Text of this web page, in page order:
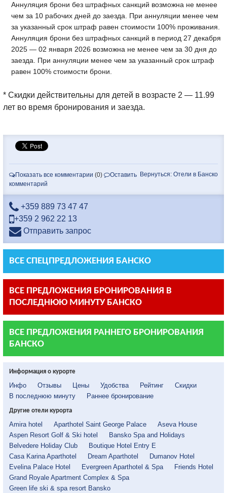
Аннуляция брони без штрафных санкций возможна не менее
чем за 10 рабочих дней до заезда. При аннуляции менее чем
за указанный срок штраф равен стоимости 100% проживания.
Аннуляция брони без штрафных санкций в период 27 декабря
2025 — 02 января 2026 возможна не менее чем за 30 дня до
заезда. При аннуляции менее чем за указанный срок штраф
равен 100% стоимости брони.
* Скидки действительны для детей в возрасте 2 — 11.99
лет во время бронирования и заезда.
Вернуться: Отели в Банско
Показать все комментарии (0)
Оставить
комментарий
+359 889 73 47 47
+359 2 962 22 13
Отправить запрос
ВСЕ СПЕЦПРЕДЛОЖЕНИЯ БАНСКО
ВСЕ ПРЕДЛОЖЕНИЯ БРОНИРОВАНИЯ В
ПОСЛЕДНЮЮ МИНУТУ БАНСКО
ВСЕ ПРЕДЛОЖЕНИЯ РАННЕГО БРОНИРОВАНИЯ
БАНСКО
Информация о курорте
Инфо Отзывы Цены Удобства Рейтинг
Скидки
В последнюю минуту
Раннее бронирование
Другие отели курорта
Amira hotel Aparthotel Saint George Palace
Aseva House
Aspen Resort Golf & Ski hotel
Bansko Spa and Holidays
Belvedere Holiday Club
Boutique Hotel Entry E
Casa Karina Aparthotel
Dream Aparthotel
Dumanov Hotel
Evelina Palace Hotel
Evergreen Aparthotel & Spa
Friends Hotel
Grand Royale Apartment Complex & Spa
Green life ski & spa resort Bansko